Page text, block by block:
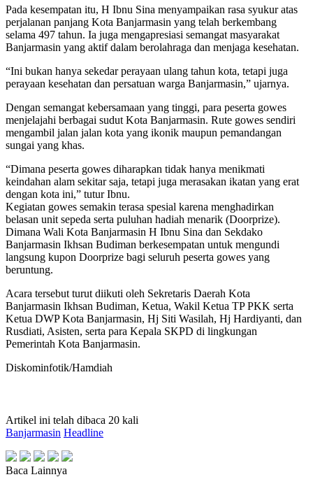
Pada kesempatan itu, H Ibnu Sina menyampaikan rasa syukur atas
perjalanan panjang Kota Banjarmasin yang telah berkembang
selama 497 tahun. Ia juga mengapresiasi semangat masyarakat
Banjarmasin yang aktif dalam berolahraga dan menjaga kesehatan.
“Ini bukan hanya sekedar perayaan ulang tahun kota, tetapi juga
perayaan kesehatan dan persatuan warga Banjarmasin,” ujarnya.
Dengan semangat kebersamaan yang tinggi, para peserta gowes
menjelajahi berbagai sudut Kota Banjarmasin. Rute gowes sendiri
mengambil jalan jalan kota yang ikonik maupun pemandangan
sungai yang khas.
“Dimana peserta gowes diharapkan tidak hanya menikmati
keindahan alam sekitar saja, tetapi juga merasakan ikatan yang erat
dengan kota ini,” tutur Ibnu.
Kegiatan gowes semakin terasa spesial karena menghadirkan
belasan unit sepeda serta puluhan hadiah menarik (Doorprize).
Dimana Wali Kota Banjarmasin H Ibnu Sina dan Sekdako
Banjarmasin Ikhsan Budiman berkesempatan untuk mengundi
langsung kupon Doorprize bagi seluruh peserta gowes yang
beruntung.
Acara tersebut turut diikuti oleh Sekretaris Daerah Kota
Banjarmasin Ikhsan Budiman, Ketua, Wakil Ketua TP PKK serta
Ketua DWP Kota Banjarmasin, Hj Siti Wasilah, Hj Hardiyanti, dan
Rusdiati, Asisten, serta para Kepala SKPD di lingkungan
Pemerintah Kota Banjarmasin.
Diskominfotik/Hamdiah
Artikel ini telah dibaca 20 kali
Banjarmasin Headline
Baca Lainnya